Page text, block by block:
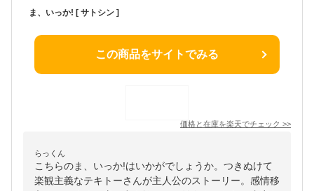
ま、いっか! [ サトシン ]
この商品をサイトでみる
価格と在庫を楽天でチェック >>
らっくん
こちらのま、いっか!はいかがでしょうか。つきぬけて
楽観主義なテキトーさんが主人公のストーリー。感情移